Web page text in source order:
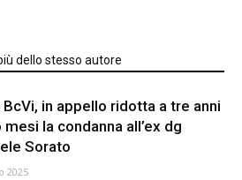
dello stesso autore
BcVi, in appello ridotta a tre anni
la condanna all’ex dg
Sorato
2025